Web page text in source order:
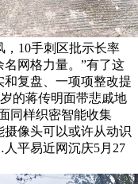
，10手刺区批示长率
名网格力量。”有了这
复盘、一项项整改提
的蒋传明面带悲戚地
同样织密智能收集
像头可以或许从动识
平易近网沉庆5月27